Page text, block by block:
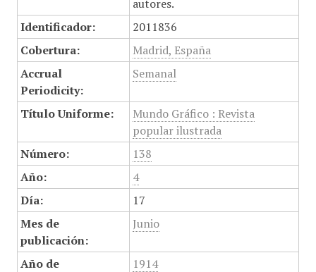
autores.
Identificador:
2011836
Cobertura:
Madrid, España
Accrual
Periodicity:
Semanal
Título Uniforme:
Mundo Gráfico : Revista
popular ilustrada
Número:
138
Año:
4
Día:
17
Mes de
publicación:
Junio
Año de
1914